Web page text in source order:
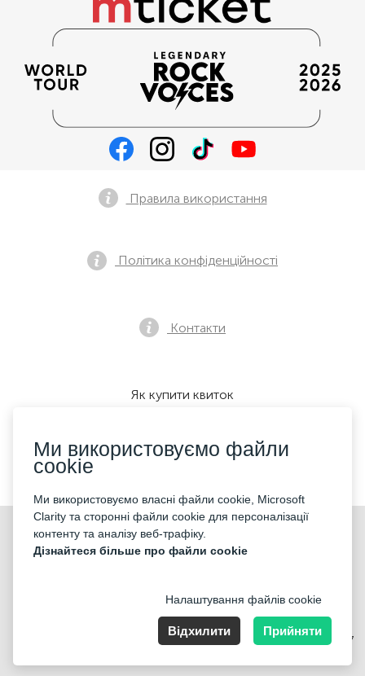
©2026 «KONTRAMARKA OÜ» Всі права захищені
Правила використання
Політика конфіденційності
Контакти
Як купити квиток
Ми приймаємо:
Harju maakond, Tallinn, Kesklinna linnaosa, Pärnu mnt 139b, 11317
Ми використовуємо файли
cookie
Ми використовуємо власні файли cookie, Microsoft
Clarity та сторонні файли cookie для персоналізації
контенту та аналізу веб-трафіку.
Дізнайтеся більше про файли cookie
Налаштування файлів cookie
Відхилити Прийняти